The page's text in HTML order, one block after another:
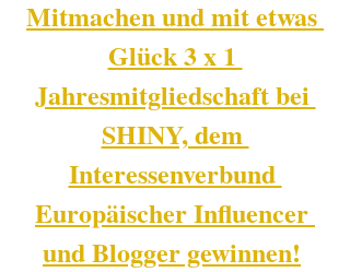
Mitmachen und mit etwas
Glück 3 x 1
Jahresmitgliedschaft bei
SHINY, dem
Interessenverbund
Europäischer Influencer
und Blogger gewinnen!